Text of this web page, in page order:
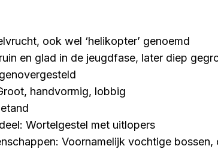
ook wel ‘helikopter’ genoemd
en glad in de jeugdfase, later diep
handvormig, lobbig
Wortelgestel met uitlopers
Voornamelijk vochtige bossen,